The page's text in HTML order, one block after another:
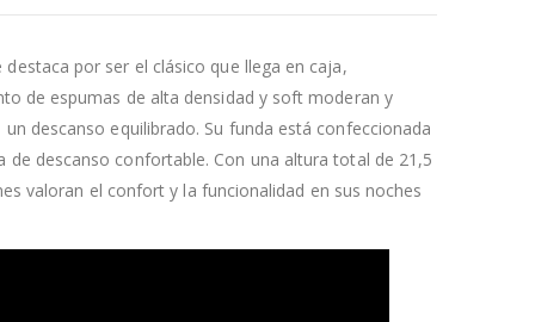
por ser el clásico que llega en caja,
de espumas de alta densidad y soft moderan y
descanso equilibrado. Su funda está confeccionada
descanso confortable. Con una altura total de 21,5
valoran el confort y la funcionalidad en sus noches